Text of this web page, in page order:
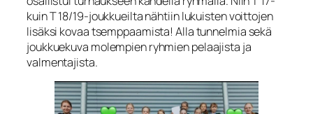
kuin T 18/19-joukkueilta nähtiin lukuisten voittojen
lisäksi kovaa tsemppaamista! Alla tunnelmia sekä
joukkuekuva molempien ryhmien pelaajista ja
valmentajista.